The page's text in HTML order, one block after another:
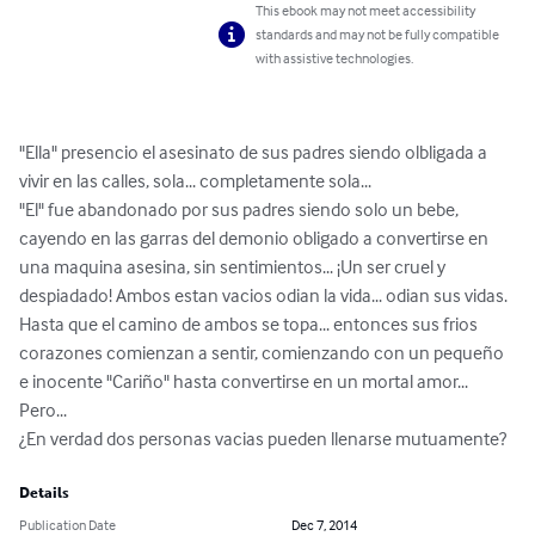
This ebook may not meet accessibility
standards and may not be fully compatible
with assistive technologies.
"Ella" presencio el asesinato de sus padres siendo olbligada a
vivir en las calles, sola... completamente sola...
"El" fue abandonado por sus padres siendo solo un bebe,
cayendo en las garras del demonio obligado a convertirse en
una maquina asesina, sin sentimientos... ¡Un ser cruel y
despiadado! Ambos estan vacios odian la vida... odian sus vidas.
Hasta que el camino de ambos se topa... entonces sus frios
corazones comienzan a sentir, comienzando con un pequeño
e inocente "Cariño" hasta convertirse en un mortal amor...
Pero...
¿En verdad dos personas vacias pueden llenarse mutuamente?
Details
Publication Date
Dec 7, 2014